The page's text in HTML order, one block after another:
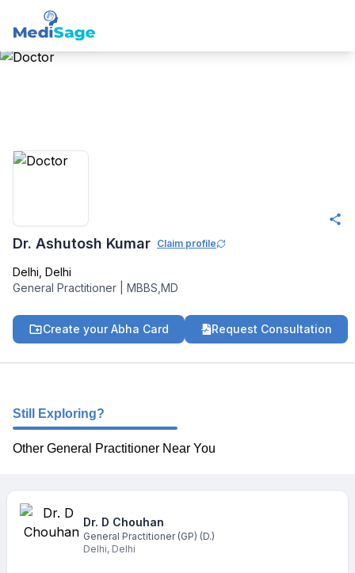
Dr. Ashutosh Kumar Claim profile
Delhi Delhi
General Practitioner
MBBS,MD
Create your Abha Card Request Consultation
Still Exploring?
Other General Practitioner Near You
Dr. D Chouhan
General Practitioner (GP) (D.)
Delhi, Delhi